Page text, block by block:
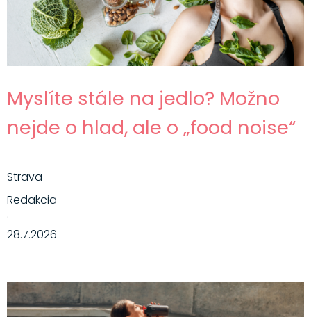
Myslíte stále na jedlo? Možno
nejde o hlad, ale o „food noise“
Strava
Redakcia
·
28.7.2026